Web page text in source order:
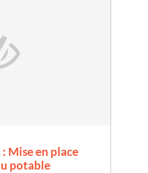
Mise en place
potable